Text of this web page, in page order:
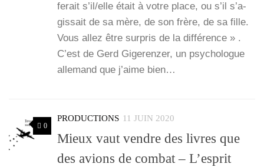
ferait s’il/elle était à votre place, ou s’il s’a­
gis­sait de sa mère, de son frère, de sa fille.
Vous allez être sur­pris de la dif­fé­rence » .
C’est de Gerd Gige­ren­zer, un psy­cho­logue
alle­mand que j’aime bien…
0
PRODUCTIONS 11 JUIN 2020
Mieux vaut vendre des livres que
des avions de combat – L’esprit